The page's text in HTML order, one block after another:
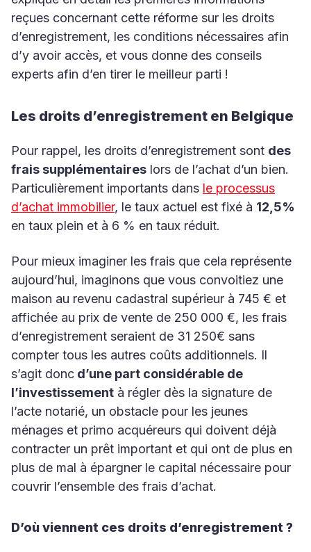
reçues concernant cette réforme sur les droits
d’enregistrement, les conditions nécessaires afin
d’y avoir accès, et vous donne des conseils
experts afin d’en tirer le meilleur parti !
Les droits d’enregistrement en Belgique
Pour rappel, les droits d’enregistrement sont des
frais supplémentaires lors de l’achat d’un bien.
Particulièrement importants dans le processus
d’achat immobilier, le taux actuel est fixé à 12,5%
en taux plein et à 6 % en taux réduit.
Pour mieux imaginer les frais que cela représente
aujourd’hui, imaginons que vous convoitiez une
maison au revenu cadastral supérieur à 745 € et
affichée au prix de vente de 250 000 €, les frais
d’enregistrement seraient de 31 250€ sans
compter tous les autres coûts additionnels. Il
s’agit donc d’une part considérable de
l’investissement à régler dès la signature de
l’acte notarié, un obstacle pour les jeunes
ménages et primo acquéreurs qui doivent déjà
contracter un prêt important et qui ont de plus en
plus de mal à épargner le capital nécessaire pour
couvrir l’ensemble des frais d’achat.
D’où viennent ces droits d’enregistrement ?